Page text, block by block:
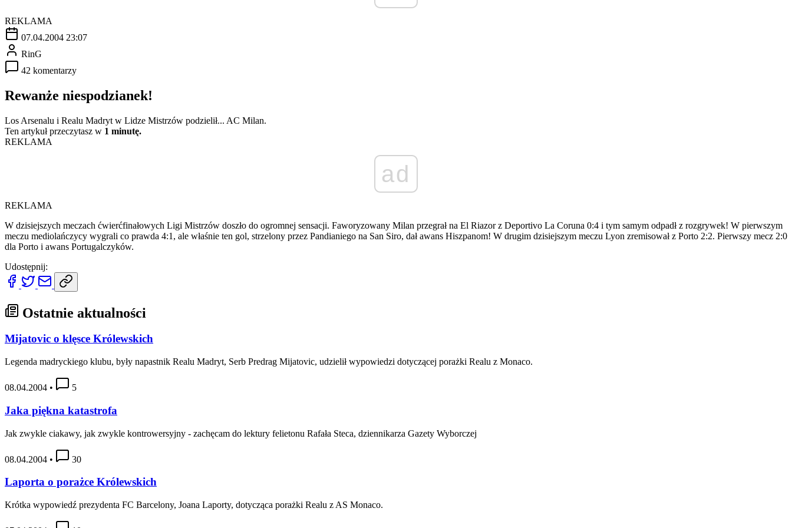
REKLAMA
07.04.2004 23:07
RinG
42 komentarzy
Rewanże niespodzianek!
Los Arsenalu i Realu Madryt w Lidze Mistrzów podzielił... AC Milan.
Ten artykuł przeczytasz w 1 minutę.
REKLAMA
ad
REKLAMA
W dzisiejszych meczach ćwierćfinałowych Ligi Mistrzów doszło do ogromnej sensacji. Faworyzowany Milan przegrał na El Riazor z Deportivo La Coruna 0:4 i tym samym odpadł z rozgrywek! W pierwszym
meczu mediolańczycy wygrali co prawda 4:1, ale właśnie ten gol, strzelony przez Pandianiego na San Siro, dał awans Hiszpanom! W drugim dzisiejszym meczu Lyon zremisował z Porto 2:2. Pierwszy mecz 2:0
dla Porto i awans Portugalczyków.
Udostępnij:
Ostatnie aktualności
Mijatovic o klęsce Królewskich
Legenda madryckiego klubu, były napastnik Realu Madryt, Serb Predrag Mijatovic, udzielił wypowiedzi dotyczącej porażki Realu z Monaco.
08.04.2004 • 5
Jaka piękna katastrofa
Jak zwykle ciakawy, jak zwykle kontrowersyjny - zachęcam do lektury felietonu Rafała Steca, dziennikarza Gazety Wyborczej
08.04.2004 • 30
Laporta o porażce Królewskich
Krótka wypowiedź prezydenta FC Barcelony, Joana Laporty, dotycząca porażki Realu z AS Monaco.